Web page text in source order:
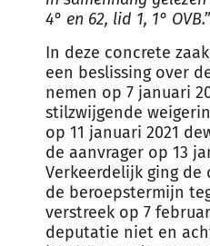
4° en 62, lid 1, 1° OVB.”
In deze concrete
een beslissing over
nemen op 7 januari
stilzwijgende
op 11 januari 2021
de aanvrager op 13
Verkeerdelijk ging
de beroepstermijn
verstreek op 7
deputatie niet en